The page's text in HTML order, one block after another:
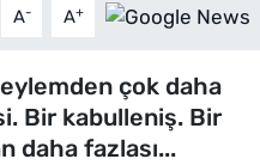
A- A+
çok daha
Bir kabulleniş. Bir
daha fazlası...